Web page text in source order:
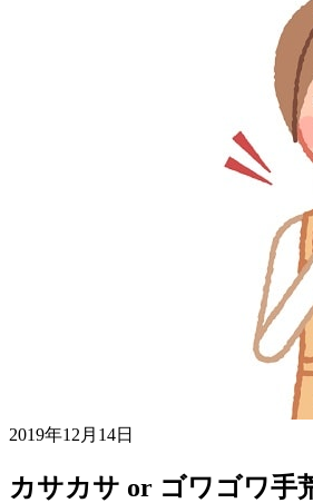
2019年12月14日
カサカサ or ゴワゴワ手